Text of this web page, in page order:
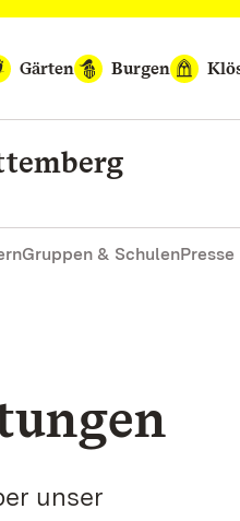
Gärten Burgen
Gruppen & SchulenPresse
unser